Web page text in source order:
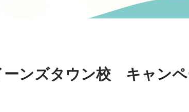
ーンズタウン校 キャン